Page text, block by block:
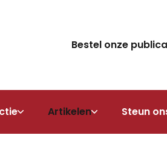
Bestel onze
Artikelen Steun